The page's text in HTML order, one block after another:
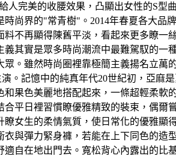
完美的收腰效果，凸顯出女性的S型
尚界的"常青樹"。2014年春夏各大品
不再顯得陳舊平淡，看起來更多瞭一
其實是眾多時尚潮流中最難駕馭的一
。雖然時尚圈裡靠極簡主義揚名立萬
。記憶中的純真年代20世紀初，亞麻
果色美麗地搭配起來，一條超輕柔軟
平日裡習慣瞭優雅精致的裝束，偶爾
女生的柔情氣質，使日常化的優雅顯
與彈力緊身褲，若能在上下同色的造
自在地出門去。寬松背心內露出的比